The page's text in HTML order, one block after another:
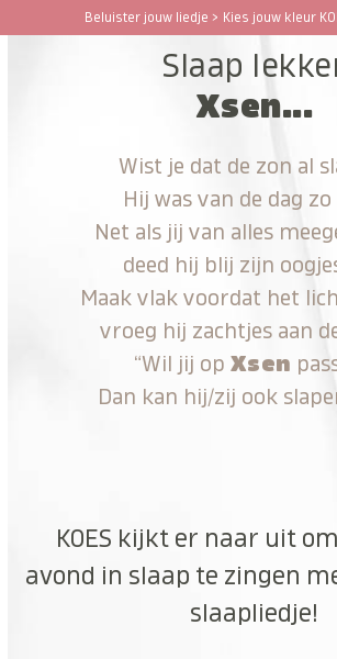
Beluister jouw liedje > Kies jouw kleur
Open
Close
Slaap
Xsen...
Wist je dat de zon al
Hij was van de dag zo
Net als jij van alles
deed hij blij zijn
Maak vlak voordat het
vroeg hij zachtjes aan
“Wil jij op Xsen
Dan kan hij/zij ook
KOES kijkt er naar uit
avond in slaap te zingen
slaapliedje!